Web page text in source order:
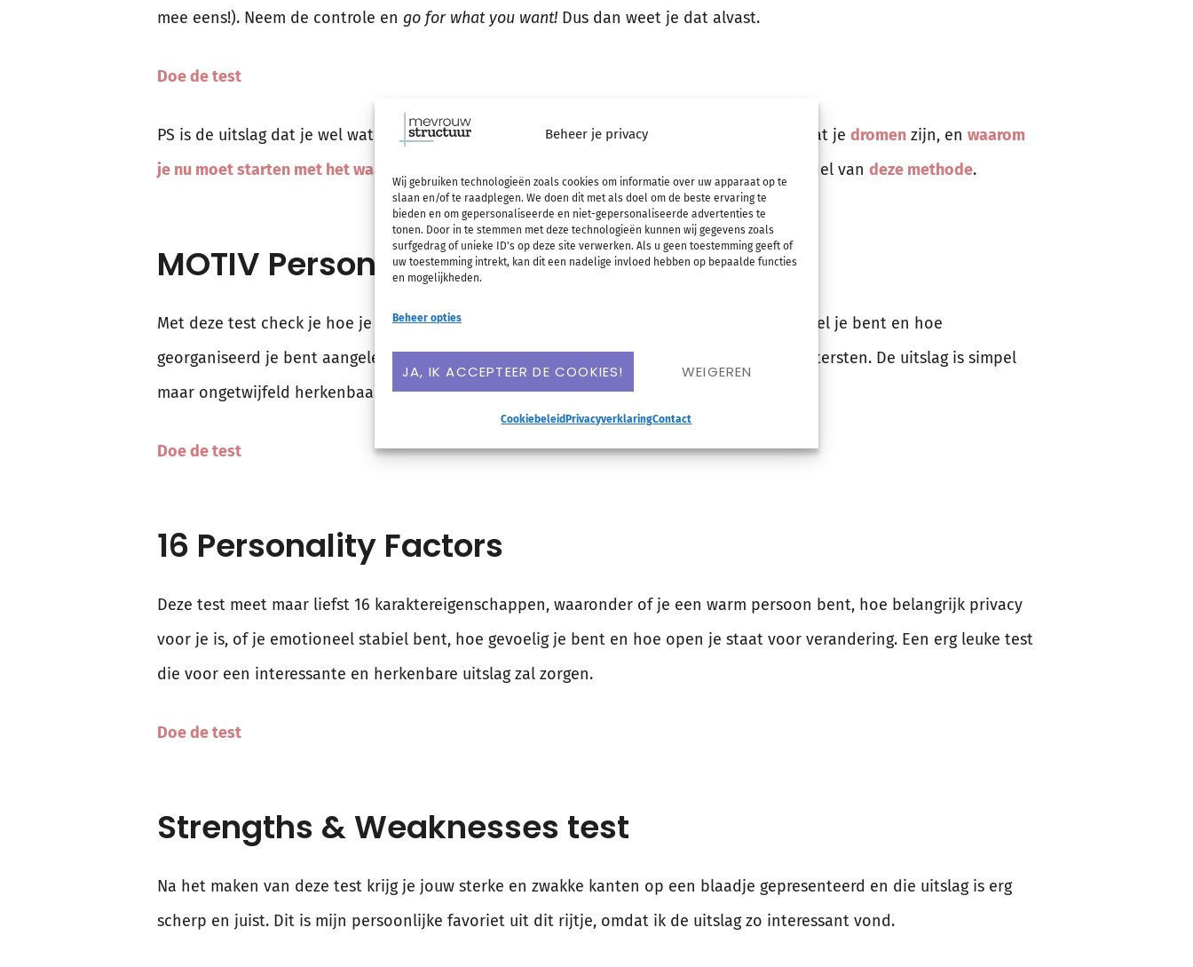
Beheer je privacy
Wij gebruiken technologieën zoals cookies om informatie over uw apparaat op te
slaan en/of te raadplegen. We doen dit met als doel om de beste ervaring te
bieden en om gepersonaliseerde en niet-gepersonaliseerde advertenties te
tonen. Door in te stemmen met deze technologieën kunnen wij gegevens zoals
surfgedrag of unieke ID's op deze site verwerken. Als u geen toestemming geeft of
uw toestemming intrekt, kan dit een nadelige invloed hebben op bepaalde functies
en mogelijkheden.
Beheer opties
JA, IK ACCEPTEER DE COOKIES! WEIGEREN
Cookiebeleid PrivacyverklaringContact
mee eens!). Neem de controle en go for what you want! Dus dan weet je dat alvast.
Doe de test
PS is de uitslag dat je wel wat meer controle mag nemen? Ontdek wat jouw is en wat je dromen zijn, en waarom
je nu moet starten met het waarmaken ervan
. Het waarmaken doe je vervolgens door middel van deze methode.
MOTIV Personality
Met deze test check je hoe je scoort op vlakken als materialisme, vitaliteit, hoe traditioneel je bent en hoe
georganiseerd je bent aangelegd. De uitslag vertelt je wat de valkuilen zijn van de twee uitersten. De uitslag is simpel
maar ongetwijfeld herkenbaar!
Doe de test
16 Personality Factors
Deze test meet maar liefst 16 karaktereigenschappen, waaronder of je een warm persoon bent, hoe belangrijk privacy
voor je is, of je emotioneel stabiel bent, hoe gevoelig je bent en hoe open je staat voor verandering. Een erg leuke test
die voor een interessante en herkenbare uitslag zal zorgen.
Doe de test
Strengths & Weaknesses test
Na het maken van deze test krijg je jouw sterke en zwakke kanten op een blaadje gepresenteerd en die uitslag is erg
scherp en juist. Dit is mijn persoonlijke favoriet uit dit rijtje, omdat ik de uitslag zo interessant vond.